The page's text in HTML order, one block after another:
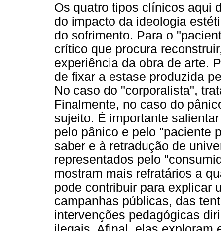
Os quatro tipos clínicos aqui
do impacto da ideologia
do sofrimento. Para o
crítico que procura
experiência da obra de arte.
de fixar a estase produzida
No caso do "corporalista",
Finalmente, no caso do
sujeito. É importante
pelo pânico e pelo "paciente
saber e à retradução de
representados pelo
mostram mais refratários a
pode contribuir para explicar
campanhas públicas, das
intervenções pedagógicas